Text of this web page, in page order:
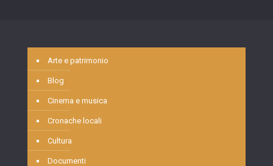
Arte e patrimonio
Blog
Cinema e musica
Cronache locali
Cultura
Documenti